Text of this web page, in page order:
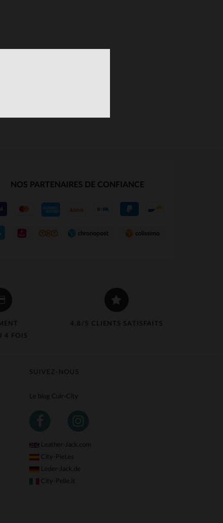
4 FOIS
4,8/5 CLIENTS SATISFAITS
NOS PARTENAIRES DE CONFIANCE
SUIVEZ-NOUS
Le blog Cuir-City
Leather-Jack.com
City-Piel.es
Leder-Jack.de
City-Pelle.it